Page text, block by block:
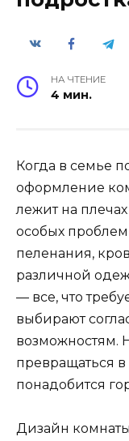
НА ЧТЕНИЕ
4 мин.
Когда в семье
оформление
лежит на
особых
пеленания,
различной
— все, что
выбирают
возможностям.
превращаться в
понадобится
Дизайн